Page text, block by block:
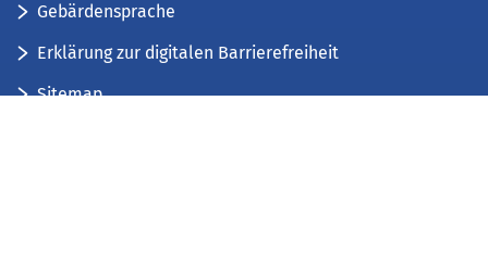
Gebärdensprache
Erklärung zur digitalen Barrierefreiheit
Sitemap